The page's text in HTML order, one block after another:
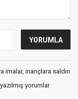
inançlara saldırı
yorumlar